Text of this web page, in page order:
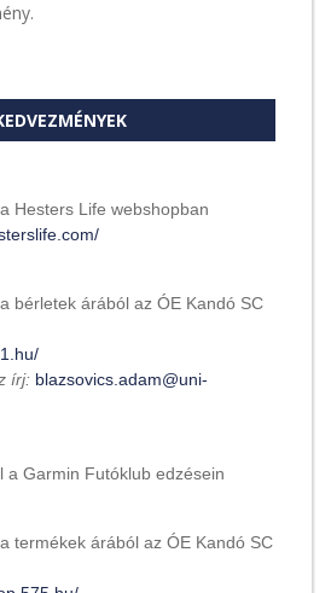
Hesters Life webshopban
bérletek árából az ÓE Kandó SC
írj: blazsovics.adam@uni-
a Garmin Futóklub edzésein
termékek árából az ÓE Kandó SC